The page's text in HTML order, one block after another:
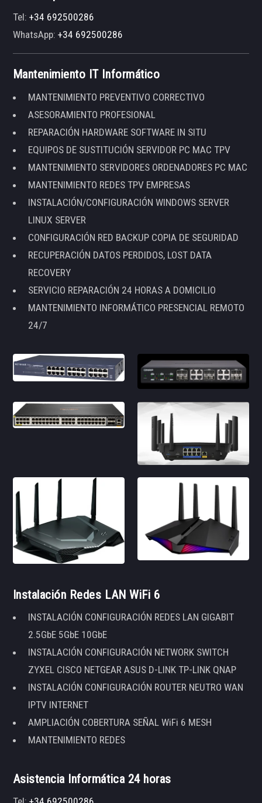
Tel:+34 692500286
WhatsApp:+34 692500286
Mantenimiento IT Informático
MANTENIMIENTO PREVENTIVO CORRECTIVO
ASESORAMIENTO PROFESIONAL
REPARACIÓN HARDWARE SOFTWARE IN SITU
EQUIPOS DE SUSTITUCIÓN SERVIDOR PC MAC TPV
MANTENIMIENTO SERVIDORES ORDENADORES PC MAC
MANTENIMIENTO REDES TPV EMPRESAS
INSTALACIÓN/CONFIGURACIÓN WINDOWS SERVER
LINUX SERVER
CONFIGURACIÓN RED BACKUP COPIA DE SEGURIDAD
RECUPERACIÓN DATOS PERDIDOS, LOST DATA
RECOVERY
SERVICIO REPARACIÓN 24 HORAS A DOMICILIO
MANTENIMIENTO INFORMÁTICO PRESENCIAL REMOTO
24/7
Instalación Redes LAN WiFi 6
INSTALACIÓN CONFIGURACIÓN REDES LAN GIGABIT
2.5GbE 5GbE 10GbE
INSTALACIÓN CONFIGURACIÓN NETWORK SWITCH
ZYXEL CISCO NETGEAR ASUS D-LINK TP-LINK QNAP
INSTALACIÓN CONFIGURACIÓN ROUTER NEUTRO WAN
IPTV INTERNET
AMPLIACIÓN COBERTURA SEÑAL WiFi 6 MESH
MANTENIMIENTO REDES
Asistencia Informática 24 horas